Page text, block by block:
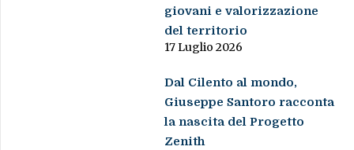
giovani e valorizzazione
del territorio
17 Luglio 2026
Dal Cilento al mondo,
Giuseppe Santoro racconta
la nascita del Progetto
Zenith